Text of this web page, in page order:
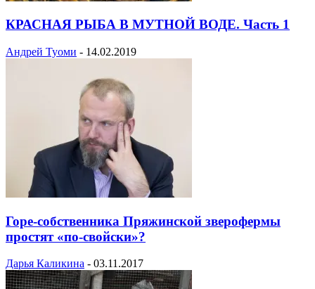
КРАСНАЯ РЫБА В МУТНОЙ ВОДЕ. Часть 1
Андрей Туоми - 14.02.2019
Горе-собственника Пряжинской зверофермы
простят «по-свойски»?
Дарья Каликина - 03.11.2017